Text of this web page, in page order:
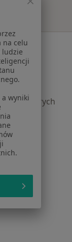
których
na celu
ludzie
a wyniki